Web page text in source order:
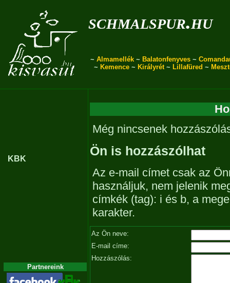
schmalspur.hu
~ Almamellék ~ Balatonfenyves ~
~ Kemence~ Királyrét~ Lillafüred ~
KBK
Partnereink
Még nincsenek
Ön is hozzászólhat
Az e-mail címet csak az
használjuk, nem jelenik
címkék (tag): i és b, a
karakter.
Az Ön neve:
E-mail címe:
Hozzászólás: